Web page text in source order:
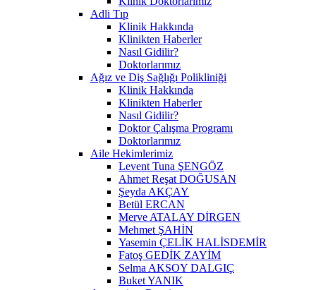
Adli Tıp
Klinik Hakkında
Klinikten Haberler
Nasıl Gidilir?
Doktorlarımız
Ağız ve Diş Sağlığı Polikliniği
Klinik Hakkında
Klinikten Haberler
Nasıl Gidilir?
Doktor Çalışma Programı
Doktorlarımız
Aile Hekimlerimiz
Levent Tuna ŞENGÖZ
Ahmet Reşat DOĞUSAN
Şeyda AKÇAY
Betül ERCAN
Merve ATALAY DİRGEN
Mehmet ŞAHİN
Yasemin ÇELİK HALİSDEMİR
Fatoş GEDİK ZAYİM
Selma AKSOY DALGIÇ
Buket YANIK